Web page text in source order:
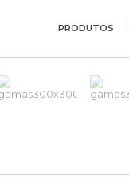
PRODUTOS